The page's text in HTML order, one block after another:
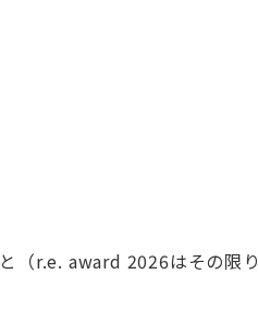
（r.e. award 2026はその限り